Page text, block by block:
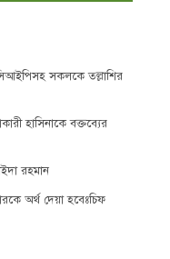
সকলকে তল্লাশির
হাসিনাকে বক্তব্যের
রহমান
অর্থ দেয়া হবেঃচিফ